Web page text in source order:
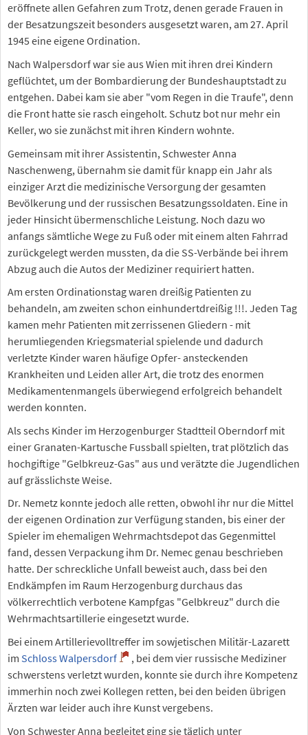
eröffnete allen Gefahren zum Trotz, denen gerade Frauen in
der Besatzungszeit besonders ausgesetzt waren, am 27. April
1945 eine eigene Ordination.
Nach Walpersdorf war sie aus Wien mit ihren drei Kindern
geflüchtet, um der Bombardierung der Bundeshauptstadt zu
entgehen. Dabei kam sie aber "vom Regen in die Traufe", denn
die Front hatte sie rasch eingeholt. Schutz bot nur mehr ein
Keller, wo sie zunächst mit ihren Kindern wohnte.
Gemeinsam mit ihrer Assistentin, Schwester Anna
Naschenweng, übernahm sie damit für knapp ein Jahr als
einziger Arzt die medizinische Versorgung der gesamten
Bevölkerung und der russischen Besatzungssoldaten. Eine in
jeder Hinsicht übermenschliche Leistung. Noch dazu wo
anfangs sämtliche Wege zu Fuß oder mit einem alten Fahrrad
zurückgelegt werden mussten, da die SS-Verbände bei ihrem
Abzug auch die Autos der Mediziner requiriert hatten.
Am ersten Ordinationstag waren dreißig Patienten zu
behandeln, am zweiten schon einhundertdreißig !!!. Jeden Tag
kamen mehr Patienten mit zerrissenen Gliedern - mit
herumliegenden Kriegsmaterial spielende und dadurch
verletzte Kinder waren häufige Opfer- ansteckenden
Krankheiten und Leiden aller Art, die trotz des enormen
Medikamentenmangels überwiegend erfolgreich behandelt
werden konnten.
Als sechs Kinder im Herzogenburger Stadtteil Oberndorf mit
einer Granaten-Kartusche Fussball spielten, trat plötzlich das
hochgiftige "Gelbkreuz-Gas" aus und verätzte die Jugendlichen
auf grässlichste Weise.
Dr. Nemetz konnte jedoch alle retten, obwohl ihr nur die Mittel
der eigenen Ordination zur Verfügung standen, bis einer der
Spieler im ehemaligen Wehrmachtsdepot das Gegenmittel
fand, dessen Verpackung ihm Dr. Nemec genau beschrieben
hatte. Der schreckliche Unfall beweist auch, dass bei den
Endkämpfen im Raum Herzogenburg durchaus das
völkerrechtlich verbotene Kampfgas "Gelbkreuz" durch die
Wehrmachtsartillerie eingesetzt wurde.
Bei einem Artillerievolltreffer im sowjetischen Militär-Lazarett
im Schloss Walpersdorf
, bei dem vier russische Mediziner
schwerstens verletzt wurden, konnte sie durch ihre Kompetenz
immerhin noch zwei Kollegen retten, bei den beiden übrigen
Ärzten war leider auch ihre Kunst vergebens.
Von Schwester Anna begleitet ging sie täglich unter